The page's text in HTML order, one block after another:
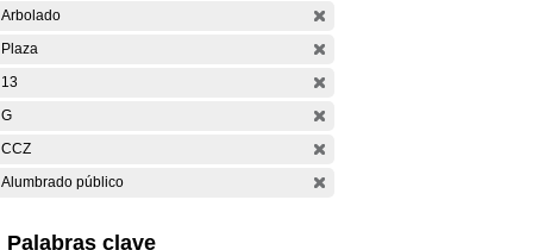
Arbolado
Plaza
13
G
CCZ
Alumbrado público
Palabras clave